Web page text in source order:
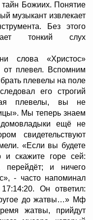
тайн Божиих. Понятие
музыкант извлекает
Без этого
тонкий слух
слова «Христос»
от плевел. Вспомним
плевелы на поле
его строгий
плевелы, вы не
Мы теперь знаем
домовладыки ещё не
свидетельствуют
«Если вы будете
и скажите горе сей:
и ничего
- часто напоминал
Он ответил:
до жатвы…» Мф
жатвы, прийдут